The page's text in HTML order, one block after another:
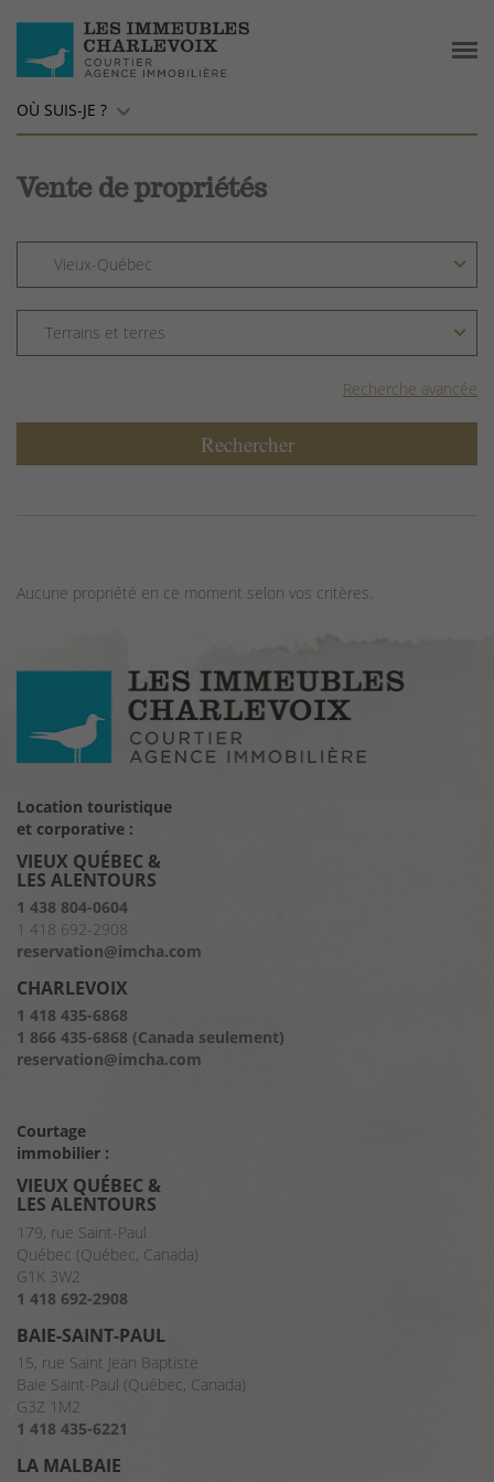
OÙ SUIS-JE ?
Vente de propriétés
Recherche avancée
Rechercher
Aucune propriété en ce moment selon vos critères.
Location touristique
et corporative :
VIEUX QUÉBEC &
LES ALENTOURS
1 438 804-0604
1 418 692-2908
reservation@imcha.com
CHARLEVOIX
1 418 435-6868
1 866 435-6868 (Canada seulement)
reservation@imcha.com
Courtage
immobilier :
VIEUX QUÉBEC &
LES ALENTOURS
179, rue Saint-Paul
Québec (Québec, Canada)
G1K 3W2
1 418 692-2908
BAIE-SAINT-PAUL
15, rue Saint Jean Baptiste
Baie Saint-Paul (Québec, Canada)
G3Z 1M2
1 418 435-6221
LA MALBAIE